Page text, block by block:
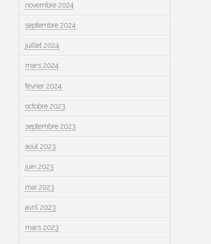
novembre 2024
septembre 2024
juillet 2024
mars 2024
février 2024
octobre 2023
septembre 2023
août 2023
juin 2023
mai 2023
avril 2023
mars 2023